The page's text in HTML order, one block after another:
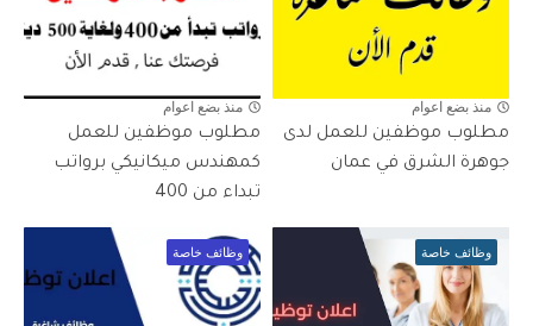
منذ بضع اعوام
مطلوب موظفين للعمل لدى
جوهرة الشرق في عمان
منذ بضع اعوام
مطلوب موظفين للعمل
كمهندس ميكانيكي برواتب
تبداء من 400
وظائف خاصة وظائف خاصة